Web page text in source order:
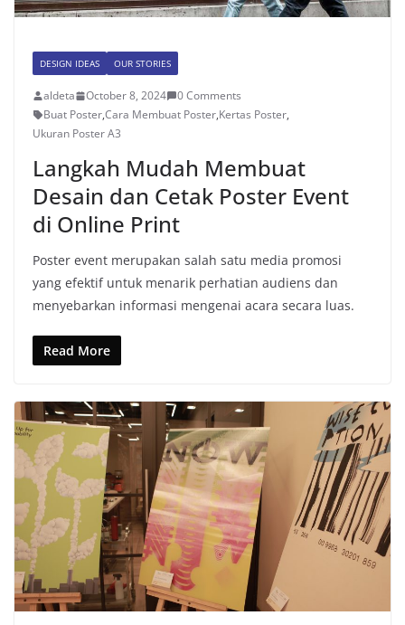
DESIGN IDEAS OUR STORIES
aldeta October 8, 2024
0 Comments
Buat Poster,Cara Membuat Poster,Kertas Poster,
Ukuran Poster A3
Langkah Mudah Membuat
Desain dan Cetak Poster Event
di Online Print
Poster event merupakan salah satu media promosi
yang efektif untuk menarik perhatian audiens dan
menyebarkan informasi mengenai acara secara luas.
Read More